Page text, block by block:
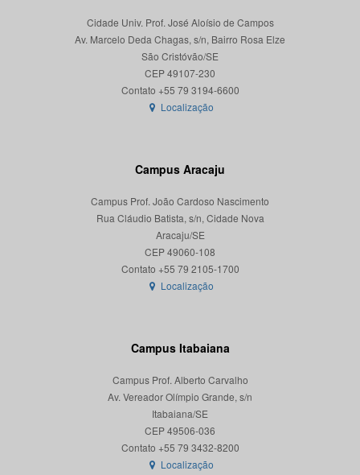
Cidade Univ. Prof. José Aloísio de Campos
Av. Marcelo Deda Chagas, s/n, Bairro Rosa Elze
São Cristóvão/SE
CEP 49107-230
Localização
Campus Aracaju
Campus Prof. João Cardoso Nascimento
Rua Cláudio Batista, s/n, Cidade Nova
Aracaju/SE
CEP 49060-108
Localização
Campus Itabaiana
Campus Prof. Alberto Carvalho
Av. Vereador Olímpio Grande, s/n
Itabaiana/SE
CEP 49506-036
Localização